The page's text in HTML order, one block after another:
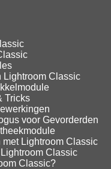
Lightroom Classic
Tricks
voor Gevorderden
Lightroom Classic
Classic
Classic?